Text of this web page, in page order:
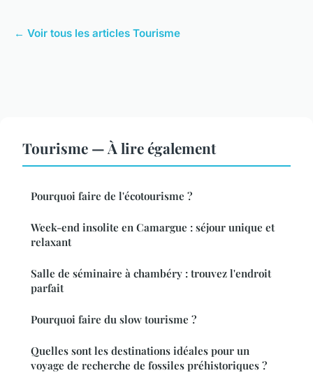
← Voir tous les articles Tourisme
Tourisme — À lire également
Pourquoi faire de l'écotourisme ?
Week-end insolite en Camargue : séjour unique et
relaxant
Salle de séminaire à chambéry : trouvez l'endroit
parfait
Pourquoi faire du slow tourisme ?
Quelles sont les destinations idéales pour un
voyage de recherche de fossiles préhistoriques ?